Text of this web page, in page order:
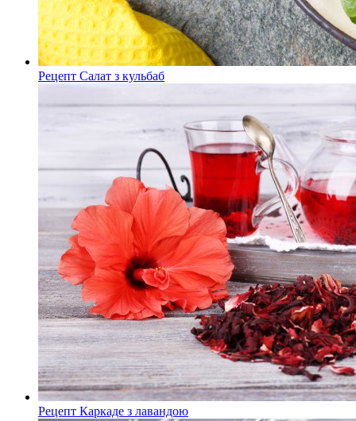
Рецепт Салат з кульбаб
Рецепт Каркаде з лавандою